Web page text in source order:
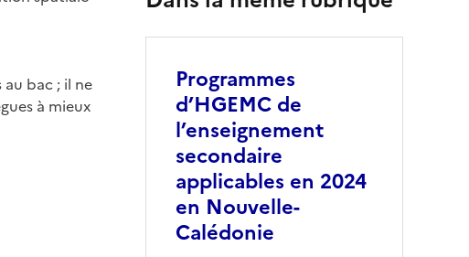
bac ; il ne
à mieux
Programmes
d’HGEMC de
l’enseignement
secondaire
applicables en 2024
en Nouvelle-
Calédonie